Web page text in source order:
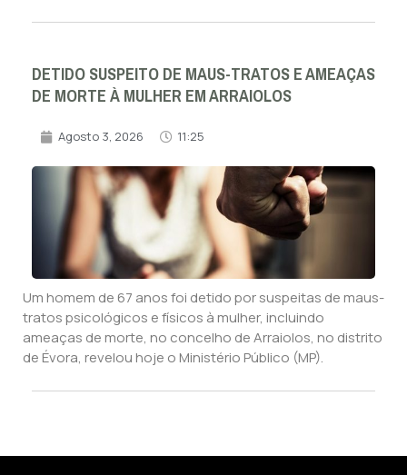
DETIDO SUSPEITO DE MAUS-TRATOS E AMEAÇAS
DE MORTE À MULHER EM ARRAIOLOS
Agosto 3, 2026 11:25
Um homem de 67 anos foi detido por suspeitas de maus-
tratos psicológicos e físicos à mulher, incluindo
ameaças de morte, no concelho de Arraiolos, no distrito
de Évora, revelou hoje o Ministério Público (MP).